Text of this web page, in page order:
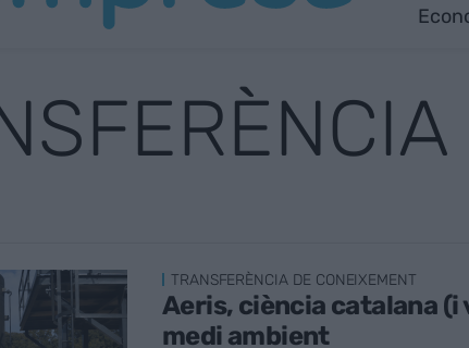
TRANSFERÈNCIA DE CONEIXEMENT
Aeris, ciència catalana (i
medi ambient